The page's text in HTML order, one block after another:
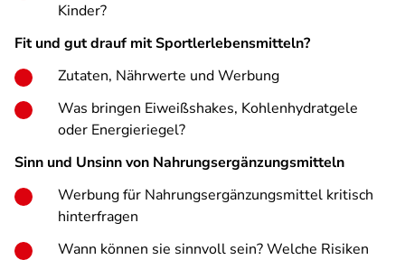
Kinder?
Fit und gut drauf mit Sportlerlebensmitteln?
Zutaten, Nährwerte und Werbung
Was bringen Eiweißshakes, Kohlenhydratgele
oder Energieriegel?
Sinn und Unsinn von Nahrungsergänzungsmitteln
Werbung für Nahrungsergänzungsmittel kritisch
hinterfragen
Wann können sie sinnvoll sein? Welche Risiken